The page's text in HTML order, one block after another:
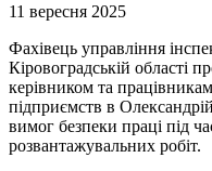
11 вересня 2025
Фахівець управління
Кіровоградській області
керівником та
підприємств в
вимог безпеки праці під
розвантажувальних робіт.